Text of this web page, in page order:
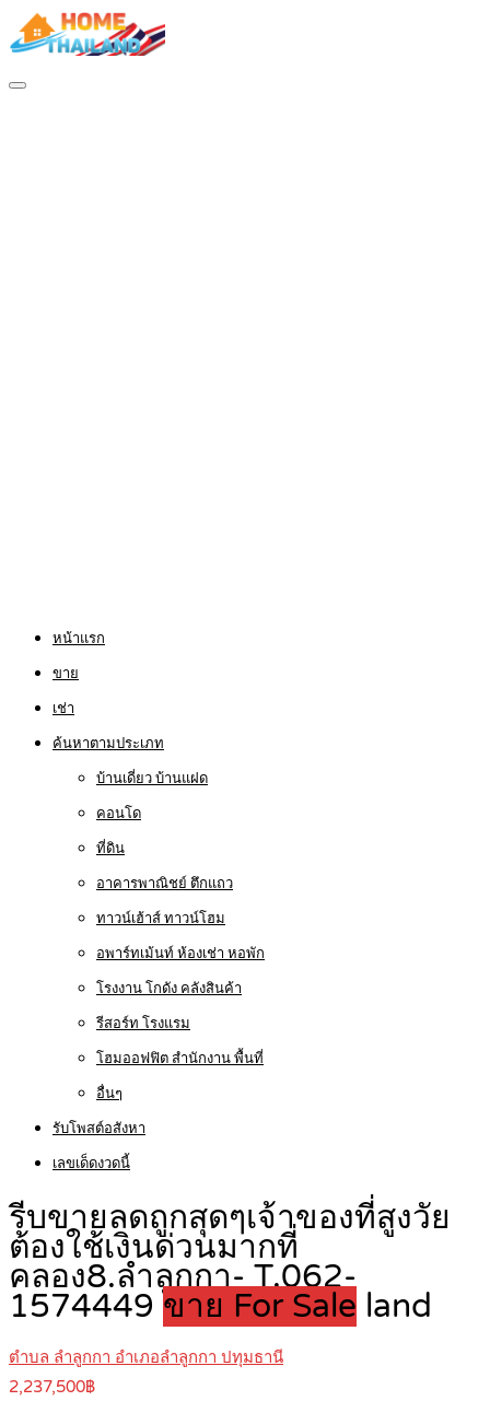
หน้าแรก
ขาย
เช่า
ค้นหาตามประเภท
บ้านเดี่ยว บ้านแฝด
คอนโด
ที่ดิน
อาคารพาณิชย์ ตึกแถว
ทาวน์เฮ้าส์ ทาวน์โฮม
อพาร์ทเม้นท์ ห้องเช่า หอพัก
โรงงาน โกดัง คลังสินค้า
รีสอร์ท โรงแรม
โฮมออฟฟิต สำนักงาน พื้นที่
อื่นๆ
รับโพสต์อสังหา
เลขเด็ดงวดนี้
รีบขายลดถูกสุดๆเจ้าของที่สูงวัย
ต้องใช้เงินด่วนมากที่
คลอง8.ลำลูกกา- T.062-
1574449ขาย For Sale land
ตำบล ลำลูกกา อำเภอลำลูกกา ปทุมธานี
2,237,500฿